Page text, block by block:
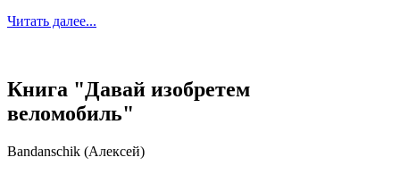
Читать далее...
Книга "Давай изобретем
веломобиль"
Bandanschik (Алексей)